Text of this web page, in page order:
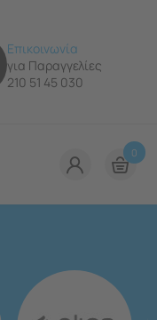
Επικοινωνία
για Παραγγελίες
210 51 45 030
0